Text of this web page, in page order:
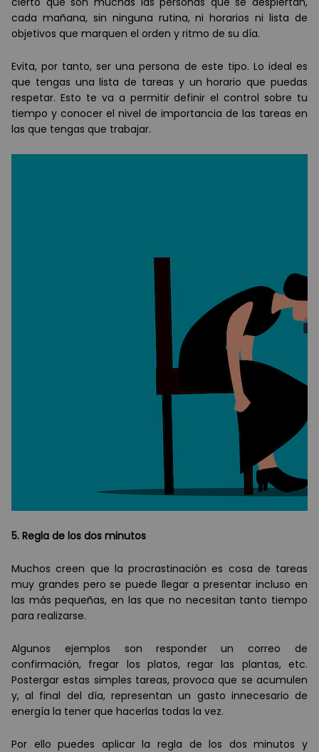
cada mañana, sin ninguna rutina, ni horarios ni lista de
objetivos que marquen el orden y ritmo de su día.
Evita, por tanto, ser una persona de este tipo. Lo ideal es
que tengas una lista de tareas y un horario que puedas
respetar. Esto te va a permitir definir el control sobre tu
tiempo y conocer el nivel de importancia de las tareas en
las que tengas que trabajar.
5. Regla de los dos minutos
Muchos creen que la procrastinación es cosa de tareas
muy grandes pero se puede llegar a presentar incluso en
las más pequeñas, en las que no necesitan tanto tiempo
para realizarse.
Algunos ejemplos son responder un correo de
confirmación, fregar los platos, regar las plantas, etc.
Postergar estas simples tareas, provoca que se acumulen
y, al final del día, representan un gasto innecesario de
energía la tener que hacerlas todas la vez.
Por ello puedes aplicar la regla de los dos minutos y